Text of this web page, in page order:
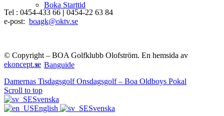
Boka Starttid
Banguide
Tel : 0454-433 66 | 0454-22 63 84
e-post: boagk@oktv.se
© Copyright – BOA Golfklubb Olofström. En hemsida av
ekoncept.se
Damernas Tisdagsgolf Onsdagsgolf – Boa Oldboys Pokal
Scroll to top
Svenska
English
Svenska